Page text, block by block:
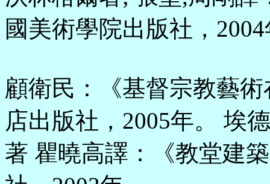
國美術學院出版社，
顧衛民：《基督宗教藝
店出版社，2005年。 埃
著 瞿曉高譯：《教堂建